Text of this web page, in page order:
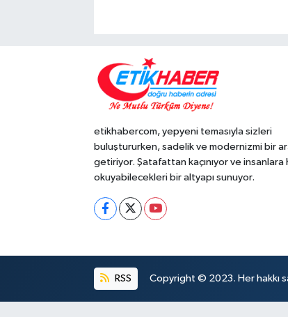
etikhabercom, yepyeni temasıyla sizleri
buluştururken, sadelik ve modernizmi bir
getiriyor. Şatafattan kaçınıyor ve insanlara
okuyabilecekleri bir altyapı sunuyor.
RSS Copyright © 2023. Her hakkı